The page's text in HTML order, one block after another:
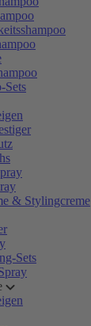
Sets
& Stylingcreme
Sets